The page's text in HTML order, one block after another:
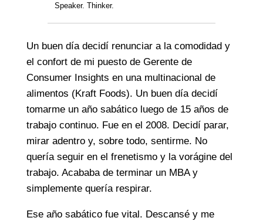
Speaker. Thinker.
Un buen día decidí renunciar a la comodidad y
el confort de mi puesto de Gerente de
Consumer Insights en una multinacional de
alimentos (Kraft Foods). Un buen día decidí
tomarme un año sabático luego de 15 años de
trabajo continuo. Fue en el 2008. Decidí parar,
mirar adentro y, sobre todo, sentirme. No
quería seguir en el frenetismo y la vorágine del
trabajo. Acababa de terminar un MBA y
simplemente quería respirar.
Ese año sabático fue vital. Descansé y me